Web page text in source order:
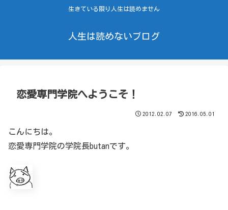
生きている限り人生は読めません
人生は読めないブログ
恋愛専門学院へようこそ！
2012.02.07 2016.05.01
こんにちは。
恋愛専門学院の学院長butanです。